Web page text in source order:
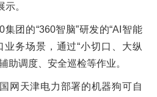
。
团的“360智脑”研发的“AI智能
业务场景，通过“小切口、大纵
助调度、安全巡检等作业。
网天津电力部署的机器狗可自